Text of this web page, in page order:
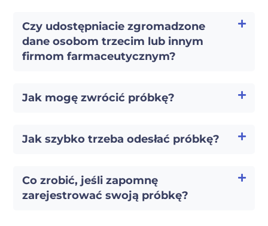
Czy udostępniacie zgromadzone
dane osobom trzecim lub innym
firmom farmaceutycznym?
Jak mogę zwrócić próbkę?
Jak szybko trzeba odesłać próbkę?
Co zrobić, jeśli zapomnę
zarejestrować swoją próbkę?